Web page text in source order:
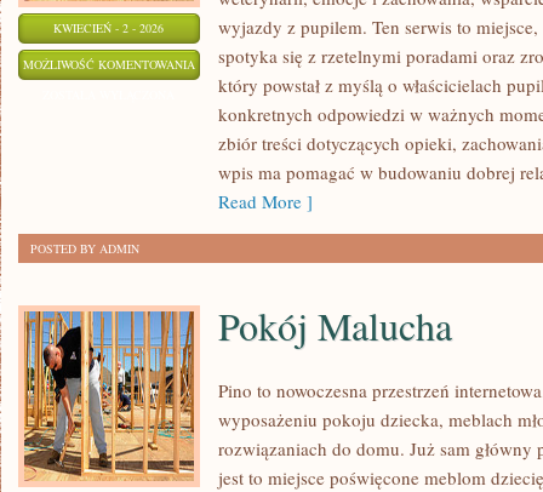
KWIECIEŃ - 2 - 2026
MOŻLIWOŚĆ KOMENTOWANIA PROFILAKTYKA
OPIEKA
CODZIENNA
wyjazdy z pupilem. Ten serwis to
spotyka się z rzetelnymi poradami oraz
który powstał z myślą o właścicielach
konkretnych odpowiedzi w ważnych
zbiór treści dotyczących opieki,
wpis ma pomagać w budowaniu dobrej
Read More ]
POSTED BY ADMIN
Pokój Malucha
Pino to nowoczesna przestrzeń
wyposażeniu pokoju dziecka, meblach
rozwiązaniach do domu. Już sam główny
jest to miejsce poświęcone meblom